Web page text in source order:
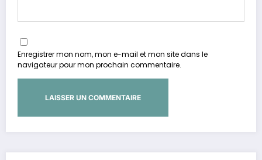
Enregistrer mon nom, mon e-mail et mon site dans le
navigateur pour mon prochain commentaire.